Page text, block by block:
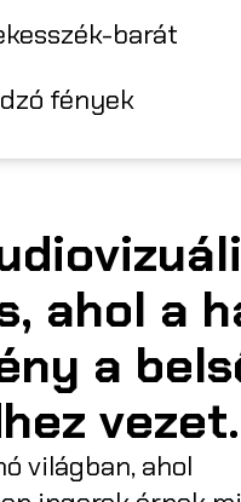
ahol a
a
vezet.
világban, ahol
barát
fények